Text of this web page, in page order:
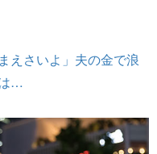
えさいよ」夫の金で浪
…